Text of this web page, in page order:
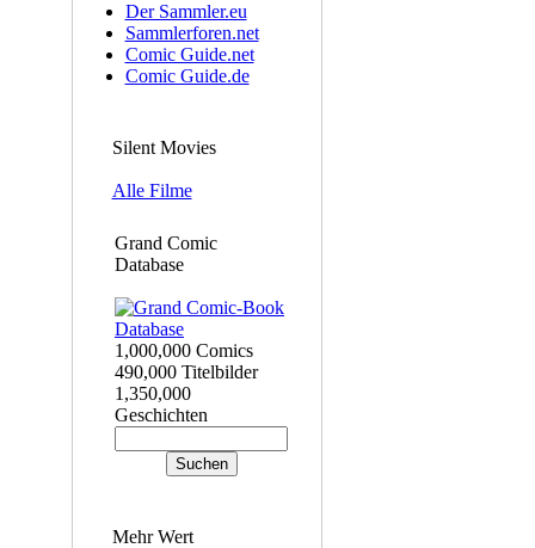
Der Sammler.eu
Sammlerforen.net
Comic Guide.net
Comic Guide.de
Silent Movies
Alle Filme
Grand Comic
Database
1,000,000 Comics
490,000 Titelbilder
1,350,000
Geschichten
Mehr Wert